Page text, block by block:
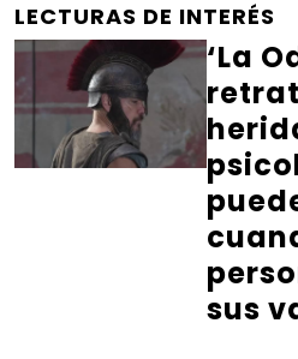
LECTURAS DE INTERÉS
‘La
sus